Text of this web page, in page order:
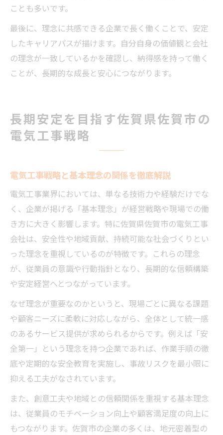
ことも多いです。
最後に、理念に共感できる企業で長く働くことで、安定
したキャリアパスが描けます。自分自身の価値観と会社
の理念が一致しているかを確認し、納得感を持って働く
ことが、長期的な成長と安心につながります。
長期安定を目指す佐賀県佐賀市の
電気工事戦略
電気工事戦略と基本理念の関係を徹底解説
電気工事業界においては、単なる技術力や経験だけでな
く、企業が掲げる「基本理念」が経営戦略や現場での働
き方に大きく影響します。特に佐賀県佐賀市の電気工事
会社は、安全性や地域貢献、持続可能な社会づくりとい
った理念を重視しているのが特徴です。これらの理念
が、従業員の意識や行動指針となり、長期的な信頼構築
や安定経営へとつながっています。
なぜ理念が重要なのかというと、現場ごとに異なる課題
や顧客ニーズに柔軟に対応しながら、全体として統一感
のあるサービス提供が求められるからです。例えば「安
全第一」という理念を持つ企業であれば、作業手順の徹
底や定期的な安全教育を実施し、事故リスクを最小限に
抑える工夫がなされています。
また、創意工夫や地域との信頼関係を重視する基本理念
は、従業員のモチベーション向上や顧客満足度の向上に
もつながります。佐賀市の企業の多くは、地元密着型の